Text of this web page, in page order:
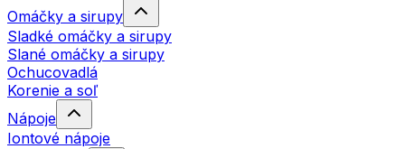
Omáčky a sirupy
Sladké omáčky a sirupy
Slané omáčky a sirupy
Ochucovadlá
Korenie a soľ
Nápoje
Iontové nápoje